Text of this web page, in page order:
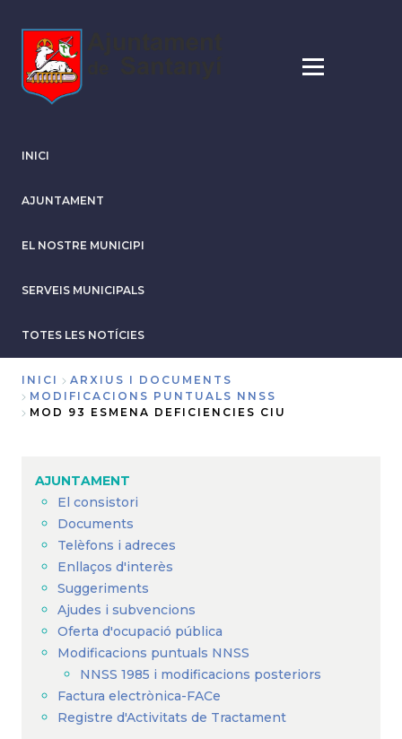
contingut
INICI
AJUNTAMENT
EL NOSTRE MUNICIPI
SERVEIS MUNICIPALS
TOTES LES NOTÍCIES
Fil
INICI
ARXIUS I DOCUMENTS
MODIFICACIONS PUNTUALS NNSS
MOD 93 ESMENA DEFICIENCIES CIU
AJUNTAMENT
El consistori
Documents
Telèfons i adreces
Enllaços d'interès
Suggeriments
Ajudes i subvencions
Oferta d'ocupació pública
Modificacions puntuals NNSS
NNSS 1985 i modificacions posteriors
Factura electrònica-FACe
Registre d'Activitats de Tractament